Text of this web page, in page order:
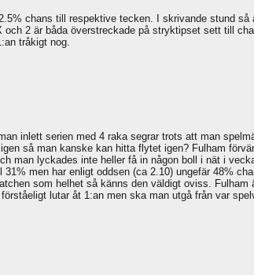
chans till respektive tecken. I skrivande stund så
2 är båda överstreckade på stryktipset sett till
tråkigt nog.
inlett serien med 4 raka segrar trots att man
så man kanske kan hitta flytet igen? Fulham
man lyckades inte heller få in någon boll i nät i
men har enligt oddsen (ca 2.10) ungefär 48%
som helhet så känns den väldigt oviss. Fulham
lutar åt 1:an men ska man utgå från var